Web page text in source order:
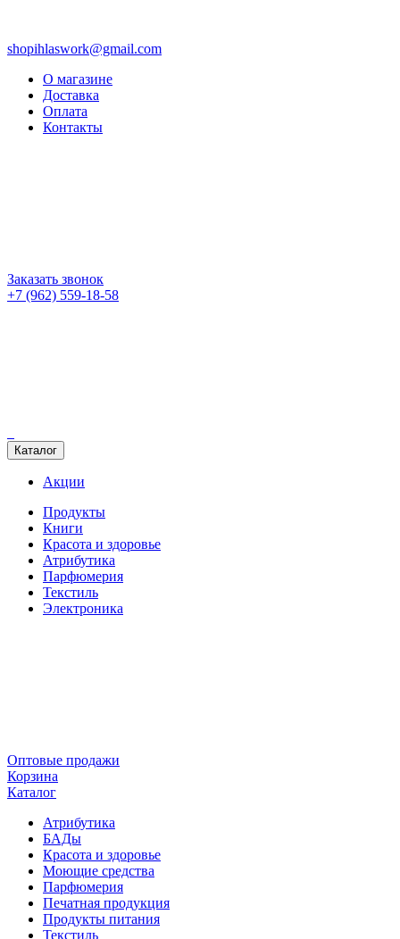
shopihlaswork@gmail.com
О магазине
Доставка
Оплата
Контакты
Заказать звонок
+7 (962) 559-18-58
Каталог
Акции
Продукты
Книги
Красота и здоровье
Атрибутика
Парфюмерия
Текстиль
Электроника
Оптовые продажи
Корзина
Каталог
Атрибутика
БАДы
Красота и здоровье
Моющие средства
Парфюмерия
Печатная продукция
Продукты питания
Текстиль